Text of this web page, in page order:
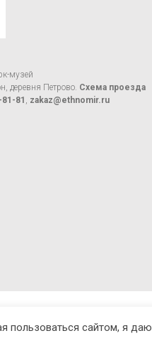
музей
деревня Петрово. Схема проезда
81 , zakaz@ethnomir.ru
пользоваться сайтом, я даю